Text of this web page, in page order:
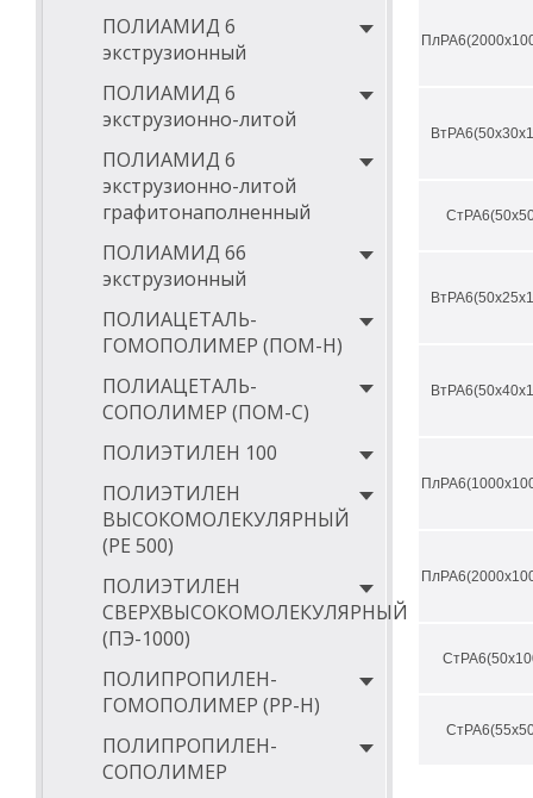
ПОЛИАМИД 6
экструзионный
ПОЛИАМИД 6
экструзионно-литой
ПОЛИАМИД 6
экструзионно-литой
графитонаполненный
ПОЛИАМИД 66
экструзионный
ПОЛИАЦЕТАЛЬ-
ГОМОПОЛИМЕР (ПОМ-Н)
ПОЛИАЦЕТАЛЬ-
СОПОЛИМЕР (ПОМ-С)
ПОЛИЭТИЛЕН 100
ПОЛИЭТИЛЕН
ВЫСОКОМОЛЕКУЛЯРНЫЙ
(РЕ 500)
ПОЛИЭТИЛЕН
СВЕРХВЫСОКОМОЛЕКУЛЯРНЫЙ
(ПЭ-1000)
ПОЛИПРОПИЛЕН-
ГОМОПОЛИМЕР (PP-Н)
ПОЛИПРОПИЛЕН-
СОПОЛИМЕР
твердость
макс.
категория
Почему